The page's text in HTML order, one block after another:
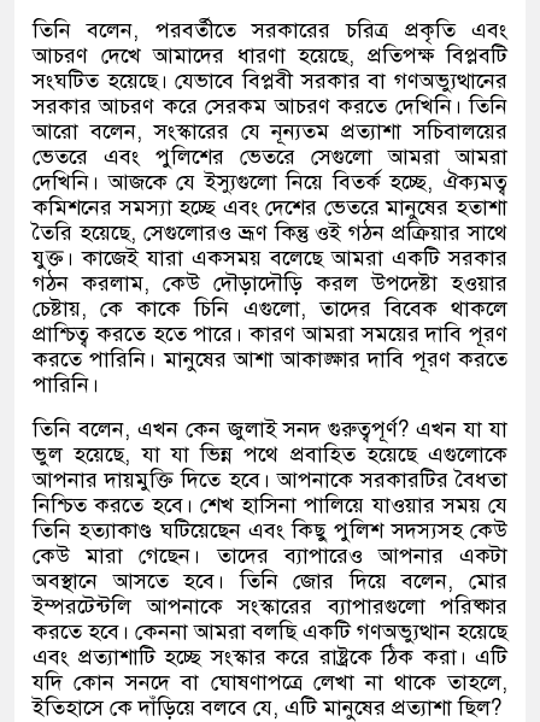
তিনি বলেন, পরবর্তীতে সরকারের চরিত্র প্রকৃতি এবং
আচরণ দেখে আমাদের ধারণা হয়েছে, প্রতিপক্ষ বিপ্লবটি
সংঘটিত হয়েছে। যেভাবে বিপ্লবী সরকার বা গণঅভ্যুত্থানের
সরকার আচরণ করে সেরকম আচরণ করতে দেখিনি। তিনি
আরো বলেন, সংস্কারের যে নূন্যতম প্রত্যাশা সচিবালয়ের
ভেতরে এবং পুলিশের ভেতরে সেগুলো আমরা আমরা
দেখিনি। আজকে যে ইস্যুগুলো নিয়ে বিতর্ক হচ্ছে, ঐক্যমত্ব
কমিশনের সমস্যা হচ্ছে এবং দেশের ভেতরে মানুষের হতাশা
তৈরি হয়েছে, সেগুলোরও ভ্রূণ কিন্তু ওই গঠন প্রক্রিয়ার সাথে
যুক্ত। কাজেই যারা একসময় বলেছে আমরা একটি সরকার
গঠন করলাম, কেউ দৌড়াদৌড়ি করল উপদেষ্টা হওয়ার
চেষ্টায়, কে কাকে চিনি এগুলো, তাদের বিবেক থাকলে
প্রাশ্চিত্ব করতে হতে পারে। কারণ আমরা সময়ের দাবি পূরণ
করতে পারিনি। মানুষের আশা আকাঙ্ক্ষার দাবি পূরণ করতে
পারিনি।
তিনি বলেন, এখন কেন জুলাই সনদ গুরুত্বপূর্ণ? এখন যা যা
ভুল হয়েছে, যা যা ভিন্ন পথে প্রবাহিত হয়েছে এগুলোকে
আপনার দায়মুক্তি দিতে হবে। আপনাকে সরকারটির বৈধতা
নিশ্চিত করতে হবে। শেখ হাসিনা পালিয়ে যাওয়ার সময় যে
তিনি হত্যাকাণ্ড ঘটিয়েছেন এবং কিছু পুলিশ সদস্যসহ কেউ
কেউ মারা গেছেন। তাদের ব্যাপারেও আপনার একটা
অবস্থানে আসতে হবে। তিনি জোর দিয়ে বলেন, মোর
ইম্পরটেন্টলি আপনাকে সংস্কারের ব্যাপারগুলো পরিষ্কার
করতে হবে। কেননা আমরা বলছি একটি গণঅভ্যুত্থান হয়েছে
এবং প্রত্যাশাটি হচ্ছে সংস্কার করে রাষ্ট্রকে ঠিক করা। এটি
যদি কোন সনদে বা ঘোষণাপত্রে লেখা না থাকে তাহলে,
ইতিহাসে কে দাঁড়িয়ে বলবে যে, এটি মানুষের প্রত্যাশা ছিল?